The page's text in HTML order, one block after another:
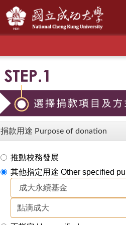
捐款用途 Purpose of donation
推動校務發展
其他指定用途 Other specified